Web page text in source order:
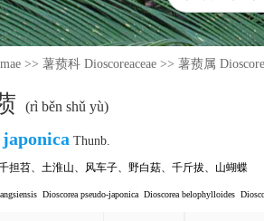
>> 薯蓣科 Dioscoreaceae >> 薯蓣属
(rì běn shǔ yù)
japonica Thunb.
担苕、 土淮山、 风车子、 野白菇、 千斤拔、 山蝴蝶
Dioscorea pseudo-japonica Dioscorea belophylloides